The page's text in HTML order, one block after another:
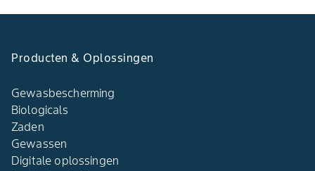
Producten & Oplossingen​
Gewasbescherming
Biologicals
Zaden
Gewassen
Digitale oplossingen​